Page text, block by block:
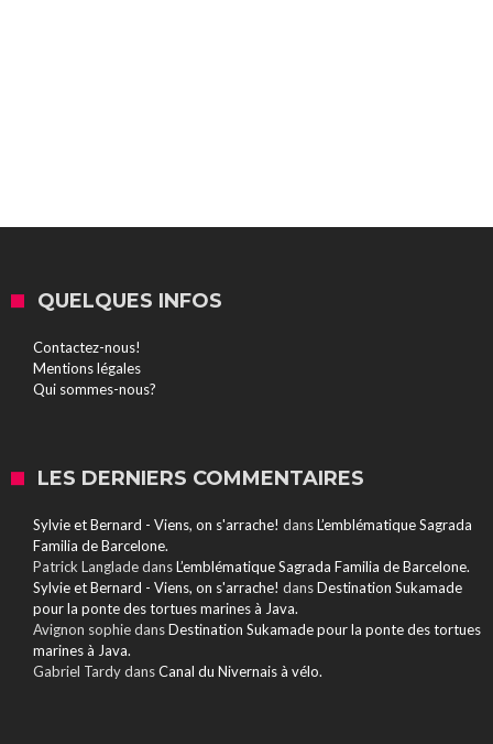
QUELQUES INFOS
Contactez-nous!
Mentions légales
Qui sommes-nous?
LES DERNIERS COMMENTAIRES
Sylvie et Bernard - Viens, on s'arrache! dansL’emblématique Sagrada
Familia de Barcelone.
Patrick LangladedansL’emblématique Sagrada Familia de Barcelone.
Sylvie et Bernard - Viens, on s'arrache! dansDestination Sukamade
pour la ponte des tortues marines à Java.
Avignon sophiedansDestination Sukamade pour la ponte des tortues
marines à Java.
Gabriel TardydansCanal du Nivernais à vélo.